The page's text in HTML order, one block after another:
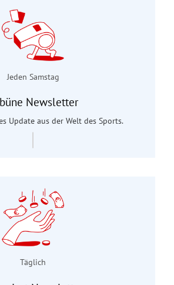
Jeden Samstag
Newsletter
Update aus der Welt des Sports.
Täglich